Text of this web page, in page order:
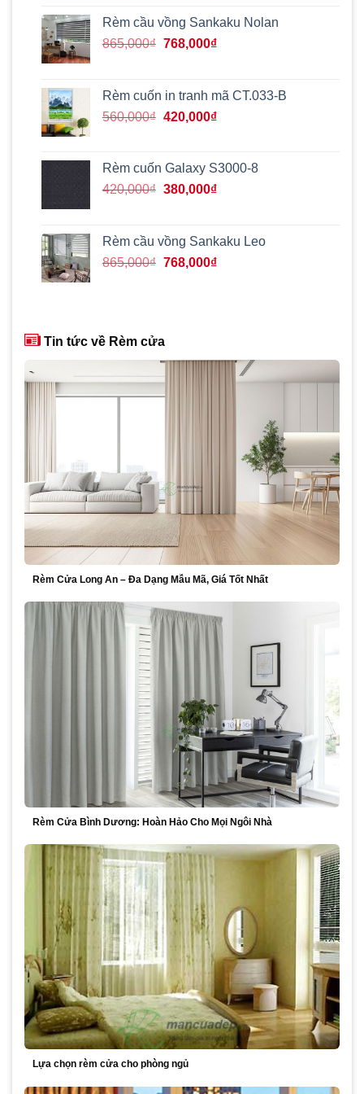
là:
860,000₫.
tại
là:
Rèm cầu vồng Sankaku Nolan
865,000₫ Giá
865,000₫.
768,000₫Giá
là:
768,000₫.
Rèm cuốn in tranh mã CT.033-B
560,000₫ Giá
560,000₫.
420,000₫Giá
là:
420,000₫.
Rèm cuốn Galaxy S3000-8
420,000₫ Giá
420,000₫.
380,000₫Giá
là:
380,000₫.
Rèm cầu vồng Sankaku Leo
865,000₫ Giá
768,000₫Giá
Tin tức về Rèm cửa
Rèm Cửa Long An – Đa Dạng Mẫu Mã, Giá Tốt Nhất
Rèm Cửa Bình Dương: Hoàn Hảo Cho Mọi Ngôi Nhà
Lựa chọn rèm cửa cho phòng ngủ